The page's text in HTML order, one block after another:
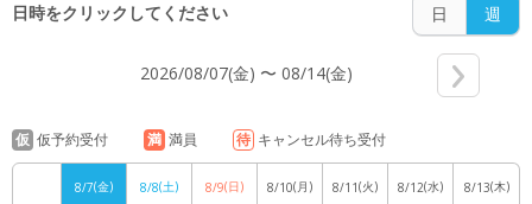
日時をクリックしてください 日 週
2026/08/07(金) 〜 08/14(金)
仮 仮予約受付 満 満員 待 キャンセル待ち受付
8/7(金) 8/8(土) 8/9(日) 8/10(月) 8/11(火) 8/12(水) 8/13(木)